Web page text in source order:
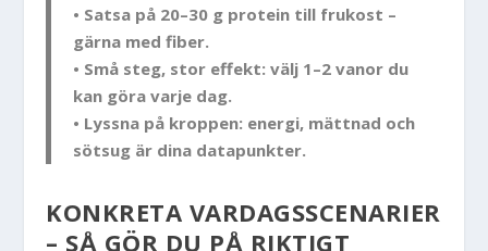
• Satsa på 20–30 g protein till frukost –
gärna med fiber.
• Små steg, stor effekt: välj 1–2 vanor du
kan göra varje dag.
• Lyssna på kroppen: energi, mättnad och
sötsug är dina datapunkter.
KONKRETA VARDAGSSCENARIER
– SÅ GÖR DU PÅ RIKTIGT